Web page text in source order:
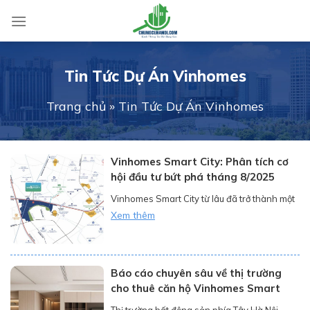
content
Tin Tức Dự Án Vinhomes
Trang chủ » Tin Tức Dự Án Vinhomes
Vinhomes Smart City: Phân tích cơ
hội đầu tư bứt phá tháng 8/2025
Vinhomes Smart City từ lâu đã trở thành một
biểu tượng của khu đô thị thông minh tại phía
dự án không chỉ mang đến một không gian
sống lý tưởng mà còn là […]
Xem thêm
Báo cáo chuyên sâu về thị trường
cho thuê căn hộ Vinhomes Smart
City: Cơ hội vàng cho nhà đầu tư